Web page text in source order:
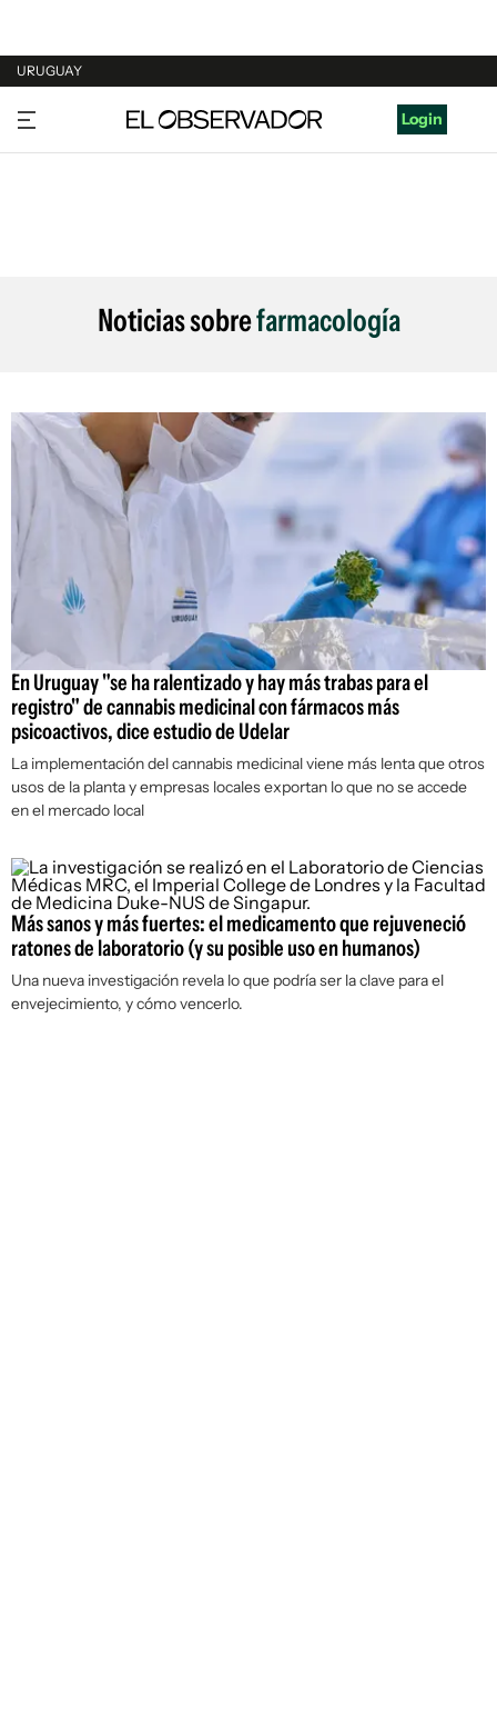
URUGUAY
URUGUAY
ARGENTINA
Login
Noticias sobrefarmacología
En Uruguay "se ha ralentizado y hay más trabas para el
registro" de cannabis medicinal con fármacos más
psicoactivos, dice estudio de Udelar
La implementación del cannabis medicinal viene más lenta que otros
usos de la planta y empresas locales exportan lo que no se accede
en el mercado local
Más sanos y más fuertes: el medicamento que rejuveneció
ratones de laboratorio (y su posible uso en humanos)
Una nueva investigación revela lo que podría ser la clave para el
envejecimiento, y cómo vencerlo.